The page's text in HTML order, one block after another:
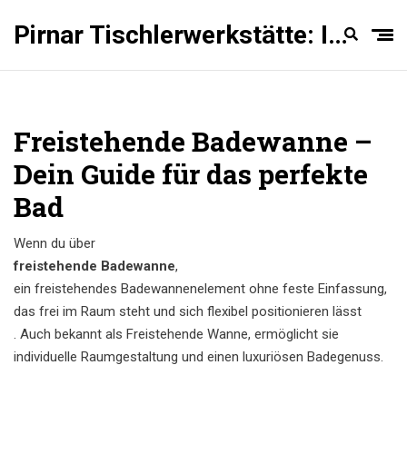
Pirnar Tischlerwerkstätte: Innentüren Experten
Freistehende Badewanne –
Dein Guide für das perfekte
Bad
Wenn du über
freistehende Badewanne,
ein freistehendes Badewannenelement ohne feste Einfassung,
das frei im Raum steht und sich flexibel positionieren lässt
. Auch bekannt als Freistehende Wanne, ermöglicht sie
individuelle Raumgestaltung und einen luxuriösen Badegenuss.